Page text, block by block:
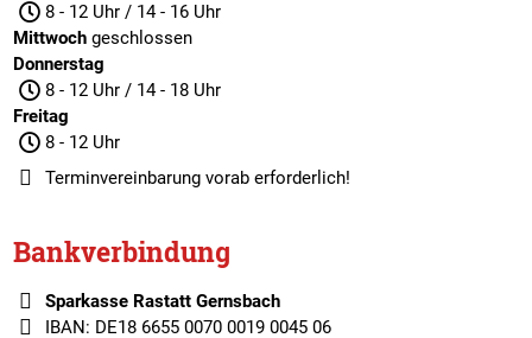
8 - 12 Uhr / 14 - 16 Uhr
Mittwochgeschlossen
Donnerstag
8 - 12 Uhr / 14 - 18 Uhr
Freitag
8 - 12 Uhr
Terminvereinbarungvorab erforderlich!
Bankverbindung
Sparkasse Rastatt Gernsbach
IBAN: DE18 6655 0070 0019 0045 06